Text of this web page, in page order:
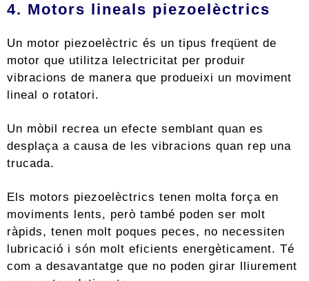
4. Motors lineals piezoelèctrics
Un motor piezoelèctric és un tipus freqüent de
motor que utilitza lelectricitat per produir
vibracions de manera que produeixi un moviment
lineal o rotatori.
Un mòbil recrea un efecte semblant quan es
desplaça a causa de les vibracions quan rep una
trucada.
Els motors piezoelèctrics tenen molta força en
moviments lents, però també poden ser molt
ràpids, tenen molt poques peces, no necessiten
lubricació i són molt eficients energèticament. Té
com a desavantatge que no poden girar lliurement